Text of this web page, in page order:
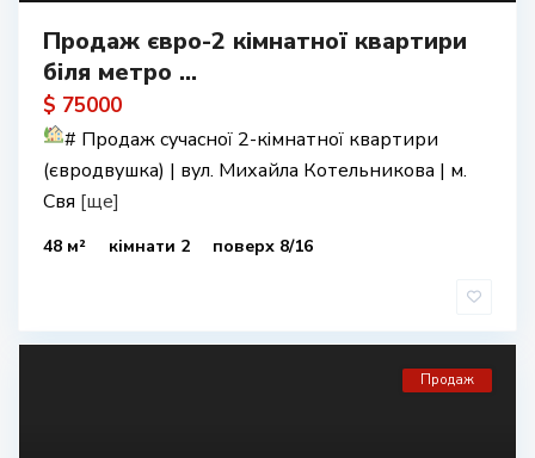
Продаж євро-2 кімнатної квартири
біля метро ...
$ 75000
# Продаж сучасної 2-кімнатної квартири
(євродвушка) | вул. Михайла Котельникова | м.
Свя [ще]
48 м² кімнати 2 поверх 8/16
Продаж